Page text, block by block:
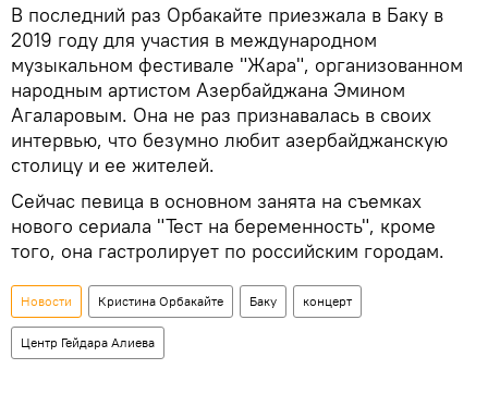
В последний раз Орбакайте приезжала в Баку в
2019 году для участия в международном
музыкальном фестивале "Жара", организованном
народным артистом Азербайджана Эмином
Агаларовым. Она не раз признавалась в своих
интервью, что безумно любит азербайджанскую
столицу и ее жителей.
Сейчас певица в основном занята на съемках
нового сериала "Тест на беременность", кроме
того, она гастролирует по российским городам.
Новости Кристина Орбакайте Баку концерт
Центр Гейдара Алиева